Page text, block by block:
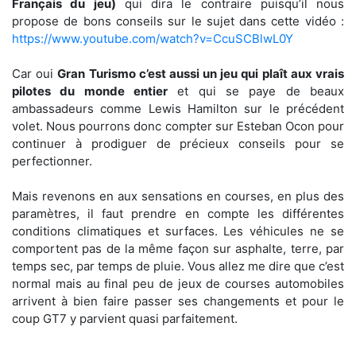
Français du jeu) qui dira le contraire puisqu’il nous
propose de bons conseils sur le sujet dans cette vidéo :
https://www.youtube.com/watch?v=CcuSCBlwL0Y
Car ouiGran Turismo c’est aussi un jeu qui plaît aux vrais
pilotes du monde entier et qui se paye de beaux
ambassadeurs comme Lewis Hamilton sur le précédent
volet. Nous pourrons donc compter sur Esteban Ocon pour
continuer à prodiguer de précieux conseils pour se
perfectionner.
Mais revenons en aux sensations en courses, en plus des
paramètres, il faut prendre en compte les différentes
conditions climatiques et surfaces. Les véhicules ne se
comportent pas de la même façon sur asphalte, terre, par
temps sec, par temps de pluie. Vous allez me dire que c’est
normal mais au final peu de jeux de courses automobiles
arrivent à bien faire passer ses changements et pour le
coup GT7 y parvient quasi parfaitement.